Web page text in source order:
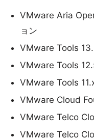
VMware Aria
ョン
VMware Tools
VMware Tools
VMware Tools
VMware Cloud
VMware Telco
VMware Telco